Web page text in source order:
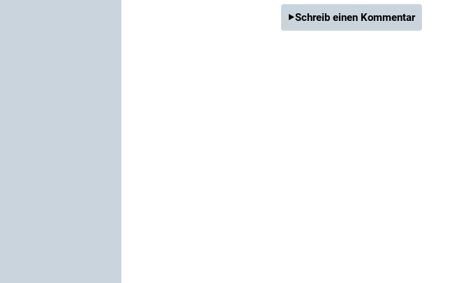
Schreib einen Kommentar